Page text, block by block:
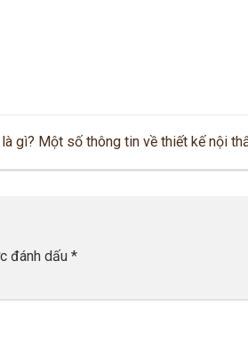
gì? Một số thông tin về thiết kế nội
đánh dấu *